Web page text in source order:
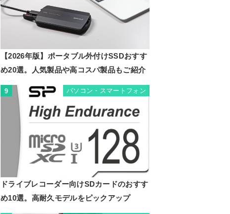
【2026年版】ポータブル外付けSSDおすす
め20選。人気製品や高コスパ製品もご紹介
9 パソコン・スマートフォン
ドライブレコーダー向けSDカードのおすす
め10選。高耐久モデルをピックアップ